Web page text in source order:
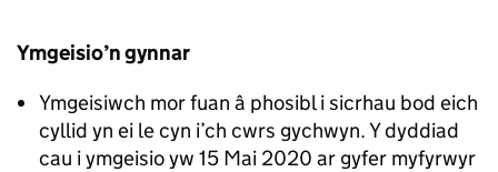
Ymgeisio’n gynnar
Ymgeisiwch mor fuan â phosibl i sicrhau bod eich
cyllid yn ei le cyn i’ch cwrs gychwyn. Y dyddiad
cau i ymgeisio yw 15 Mai 2020 ar gyfer myfyrwyr